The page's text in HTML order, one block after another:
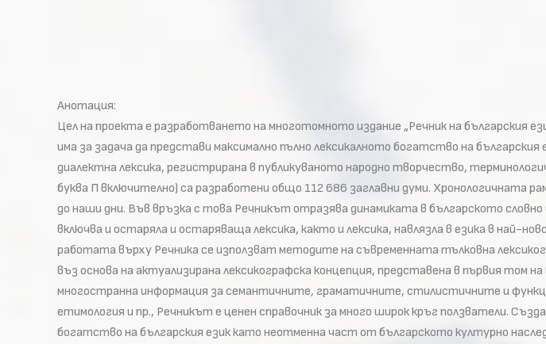
Анотация:
Цел на проекта е разработването на многотомното издание „Речник на българския
има за задача да представи максимално пълно лексикалното богатство на
диалектна лексика, регистрирана в публикуваното народно творчество,
буква П включително) са разработени общо 112 686 заглавни думи. Хронологичната
до наши дни. Във връзка с това Речникът отразява динамиката в българското
включва и остаряла и остаряваща лексика, както и лексика, навлязла в езика в най-
работата върху Речника се използват методите на съвременната тълковна
въз основа на актуализирана лексикографска концепция, представена в първия том
многостранна информация за семантичните, граматичните, стилистичните и
етимология и пр., Речникът е ценен справочник за много широк кръг ползватели.
богатство на българския език като неотменна част от българското културно